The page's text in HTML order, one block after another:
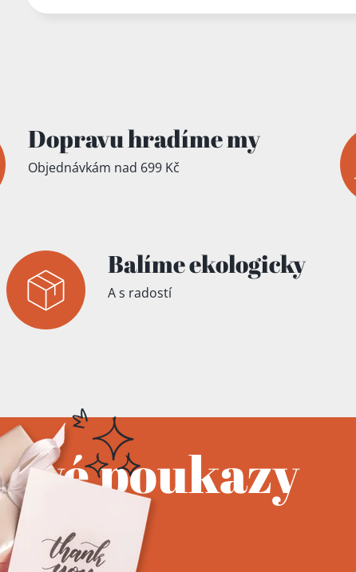
Dopravu hradíme my
Objednávkám nad 699 Kč
Balíme ekologicky
A s radostí
poukazy
do košíku!